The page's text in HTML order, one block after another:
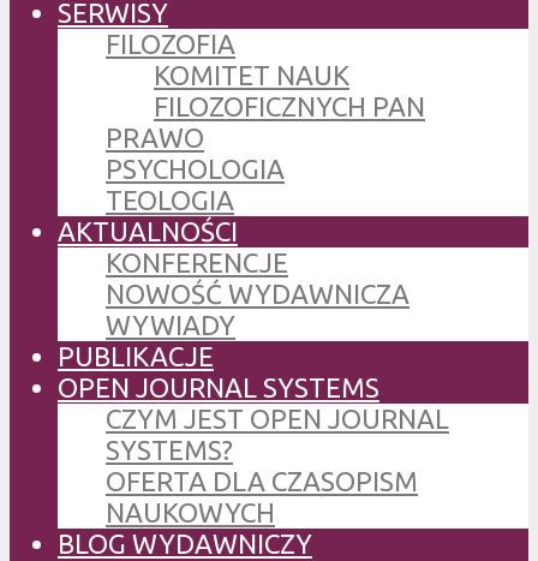
SERWISY
FILOZOFIA
KOMITET NAUK
FILOZOFICZNYCH PAN
PRAWO
PSYCHOLOGIA
TEOLOGIA
AKTUALNOŚCI
KONFERENCJE
NOWOŚĆ WYDAWNICZA
WYWIADY
PUBLIKACJE
OPEN JOURNAL SYSTEMS
CZYM JEST OPEN JOURNAL
SYSTEMS?
OFERTA DLA CZASOPISM
NAUKOWYCH
BLOG WYDAWNICZY